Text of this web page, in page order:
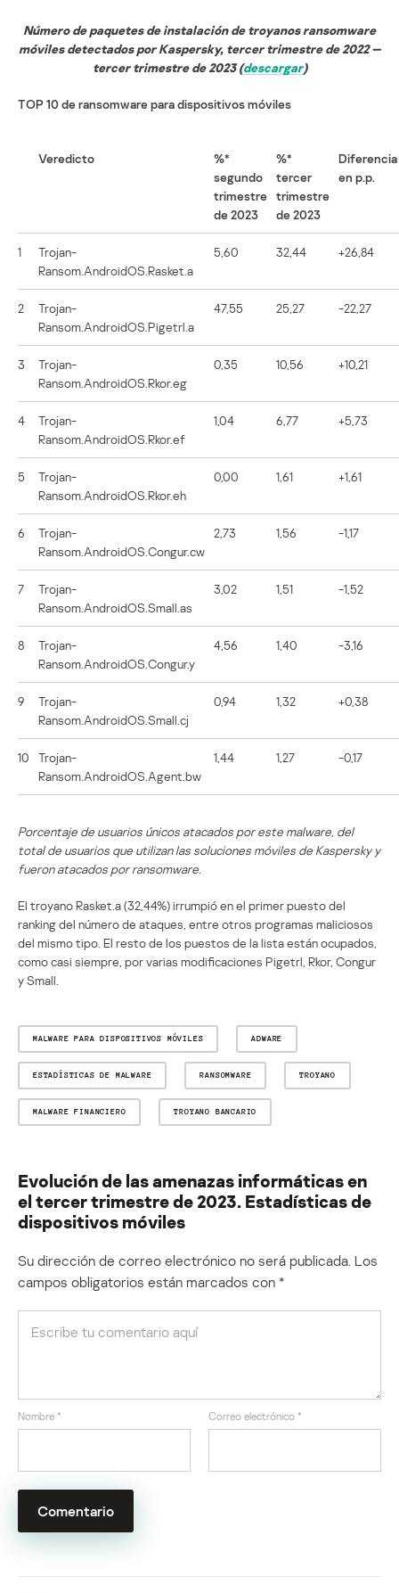
Número de paquetes de instalación de troyanos ransomware
móviles detectados por Kaspersky, tercer trimestre de 2022 —
tercer trimestre de 2023 (descargar)
TOP 10 de ransomware para dispositivos móviles
Veredicto
%*
segundo
trimestre
de 2023
%*
tercer
trimestre
de 2023
Diferencia
en p.p.
1
Trojan-
Ransom.AndroidOS.Rasket.a
5,60 32,44 +26,84
2
Trojan-
Ransom.AndroidOS.Pigetrl.a
47,55 25,27 -22,27
3
Trojan-
Ransom.AndroidOS.Rkor.eg
0,35 10,56 +10,21
4
Trojan-
Ransom.AndroidOS.Rkor.ef
1,04 6,77 +5,73
5
Trojan-
Ransom.AndroidOS.Rkor.eh
0,00 1,61 +1,61
6
Trojan-
Ransom.AndroidOS.Congur.cw
2,73 1,56 -1,17
7
Trojan-
Ransom.AndroidOS.Small.as
3,02 1,51 -1,52
8
Trojan-
Ransom.AndroidOS.Congur.y
4,56 1,40 -3,16
9
Trojan-
Ransom.AndroidOS.Small.cj
0,94 1,32 +0,38
10
Trojan-
Ransom.AndroidOS.Agent.bw
1,44 1,27 -0,17
Porcentaje de usuarios únicos atacados por este malware, del
total de usuarios que utilizan las soluciones móviles de Kaspersky y
fueron atacados por ransomware.
El troyano Rasket.a (32,44%) irrumpió en el primer puesto del
ranking del número de ataques, entre otros programas maliciosos
del mismo tipo. El resto de los puestos de la lista están ocupados,
como casi siempre, por varias modificaciones Pigetrl, Rkor, Congur
y Small.
MALWARE PARA DISPOSITIVOS MÓVILES ADWARE
ESTADÍSTICAS DE MALWARE RANSOMWARE TROYANO
MALWARE FINANCIERO TROYANO BANCARIO
Evolución de las amenazas informáticas en
el tercer trimestre de 2023. Estadísticas de
dispositivos móviles
Su dirección de correo electrónico no será publicada. Los
campos obligatorios están marcados con *
Nombre * Correo electrónico *